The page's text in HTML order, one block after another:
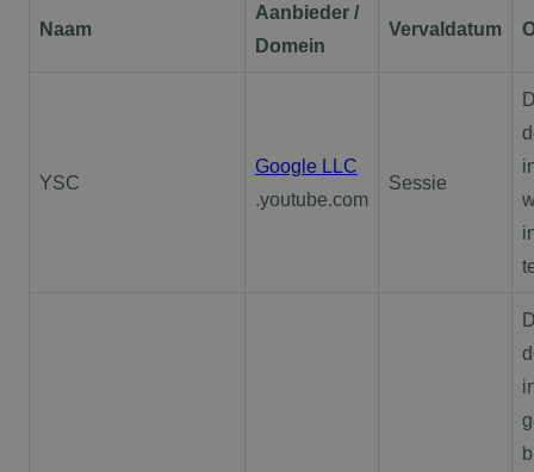
Naam
Aanbieder /
Domein
Vervaldatum
YSC
Google LLC
.youtube.com
Sessie